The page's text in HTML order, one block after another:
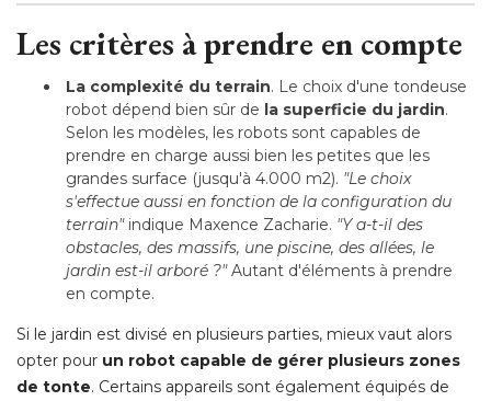
Les critères à prendre en compte
La complexité du terrain. Le choix d'une tondeuse
robot dépend bien sûr de la superficie du jardin.
Selon les modèles, les robots sont capables de
prendre en charge aussi bien les petites que les
grandes surface (jusqu'à 4.000 m2). "Le choix
s'effectue aussi en fonction de la configuration du
terrain" indique Maxence Zacharie. "Y a-t-il des
obstacles, des massifs, une piscine, des allées, le
jardin est-il arboré ?" Autant d'éléments à prendre
en compte.
Si le jardin est divisé en plusieurs parties, mieux vaut alors
opter pour un robot capable de gérer plusieurs zones
de tonte. Certains appareils sont également équipés de